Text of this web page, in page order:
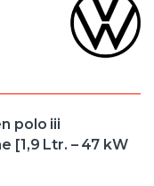
polo iii
[1,9 Ltr. – 47 kW